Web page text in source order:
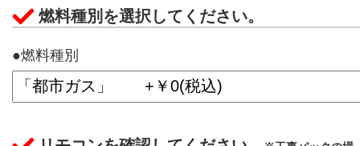
燃料種別を選択してください。
●燃料種別